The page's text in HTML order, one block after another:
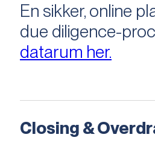
En sikker, online
due diligence-
datarum her.
Closing &